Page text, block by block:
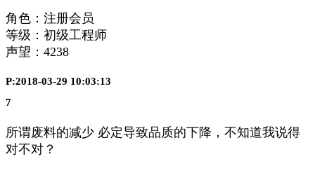
角色：注册会员
等级：初级工程师
声望： 4238
P:2018-03-29 10:03:13
7
所谓废料的减少 必定导致品质的下降，不知道我说得
对不对？